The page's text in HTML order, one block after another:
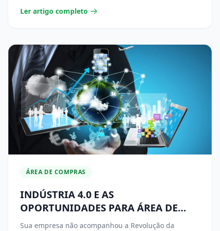
Ler artigo completo
ÁREA DE COMPRAS
INDÚSTRIA 4.0 E AS
OPORTUNIDADES PARA ÁREA DE
SUPRIMENTOS
Sua empresa não acompanhou a Revolução da